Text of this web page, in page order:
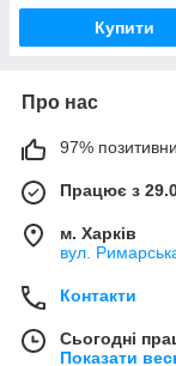
Купити
Про нас
97%
Працює з
м. Харків
вул.
Контакти
Сьогодні
Показати